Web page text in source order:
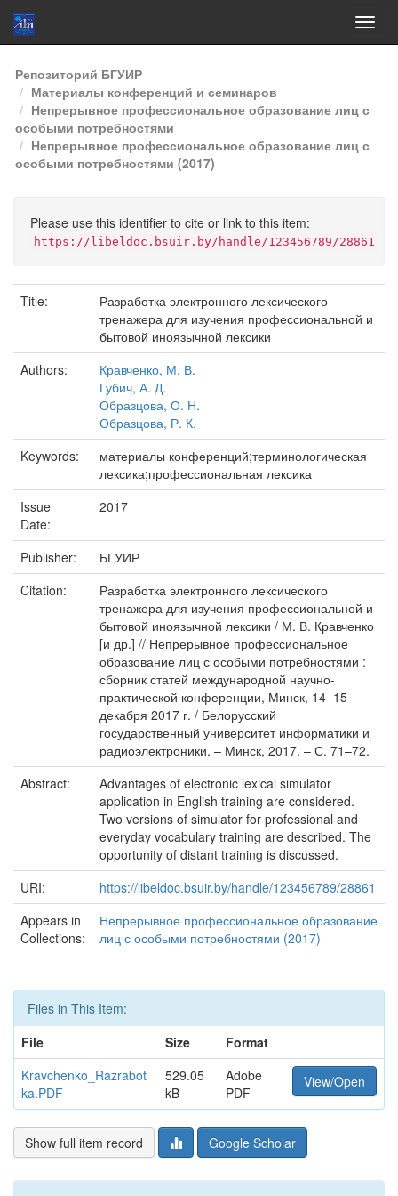
Skip
navigation
Репозиторий БГУИР
Материалы конференций и семинаров
Непрерывное профессиональное образование лиц с
особыми потребностями
Непрерывное профессиональное образование лиц с
особыми потребностями (2017)
Please use this identifier to cite or link to this item:
https://libeldoc.bsuir.by/handle/123456789/28861
Title:
Разработка электронного лексического
тренажера для изучения профессиональной и
бытовой иноязычной лексики
Authors:
Кравченко, М. В.
Губич, А. Д.
Образцова, О. Н.
Образцова, Р. К.
Keywords:
материалы конференций;терминологическая
лексика;профессиональная лексика
Issue
Date:
2017
Publisher:
БГУИР
Citation:
Разработка электронного лексического
тренажера для изучения профессиональной и
бытовой иноязычной лексики / М. В. Кравченко
[и др.] // Непрерывное профессиональное
образование лиц с особыми потребностями :
сборник статей международной научно-
практической конференции, Минск, 14–15
декабря 2017 г. / Белорусский
государственный университет информатики и
радиоэлектроники. – Минск, 2017. – С. 71–72.
Abstract:
Advantages of electronic lexical simulator
application in English training are considered.
Two versions of simulator for professional and
everyday vocabulary training are described. The
opportunity of distant training is discussed.
URI:
https://libeldoc.bsuir.by/handle/123456789/28861
Appears in
Collections:
Непрерывное профессиональное образование
лиц с особыми потребностями (2017)
Files in This Item:
File
Size
Format
Kravchenko_Razrabot
ka.PDF
529.05
kB
Adobe
PDF
View/Open
Show full item record Google Scholar